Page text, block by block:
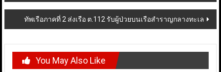
ทัพเรือภาคที่ 2 ส่งเรือ ต.112 รับผู้ป่วยบนเรือสำราญกลางทะเล
You May Also Like